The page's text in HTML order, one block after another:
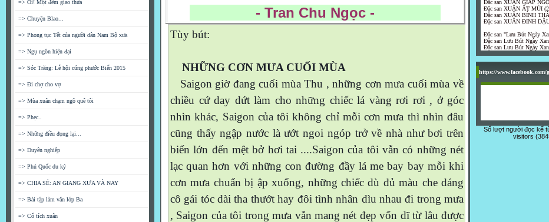
=> Ôi! Một đêm giao thừa
=> Chuyện Blao...
=> Phong tục Tết của người dân Nam Bộ xưa
=> Ngụ ngôn hiện đại
=> Sóc Trăng: Lễ hội cúng phước Biển 2015
=> Đi chợ cho vợ
=> Mùa xuân chạm ngõ quê tôi
=> Phẹc..
=> Những điều đọng lại...
=> Duyên nghiệp
=> Phú Quốc du ký
=> CHIA SẺ: AN GIANG XƯA VÀ NAY
=> Bài tập làm văn lớp Ba
=> Cổ tích xuân
- Tran Chu Ngọc -
Tùy bút:
NHỮNG CƠN MƯA CUỐI MÙA
Saigon giờ đang cuối mùa Thu , những cơn mưa cuối mùa về
chiều cứ day dứt làm cho những chiếc lá vàng rơi rơi , ở góc
nhìn khác, Saigon của tôi không chỉ mỗi cơn mưa thì nhìn đâu
cũng thấy ngập nước là ướt ngoi ngóp trở về nhà như bơi trên
biển lớn đến mệt bở hơi tai ....Saigon của tôi vẫn có những nét
lạc quan hơn với những con đường đầy lá me bay bay mỗi khi
cơn mưa chuẩn bị ập xuống, những chiếc dù đủ màu che dáng
cô gái tóc dài tha thướt hay đôi tình nhân dìu nhau đi trong mưa
, Saigon của tôi trong mưa vẫn mang nét đẹp vốn dĩ từ lâu được
Đặc san XUÂN GIÁP
Đặc san XUÂN ẤT MÙI
Đặc san XUÂN BÍNH
Đặc san XUÂN ĐINH
Đặc san "Lưu Bút Ngày
Đặc san Lưu Bút Ngày
Đặc san Lưu Bút Ngày
https://www.facebook.com/
Số lượt người đọc kể
visitors